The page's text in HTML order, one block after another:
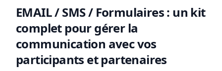
EMAIL / SMS / Formulaires : un kit
complet pour gérer la
communication avec vos
participants et partenaires